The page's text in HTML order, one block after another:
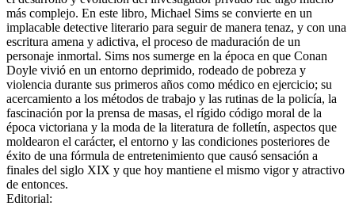
más complejo. En este libro, Michael Sims se convierte en un
implacable detective literario para seguir de manera tenaz, y con una
escritura amena y adictiva, el proceso de maduración de un
personaje inmortal. Sims nos sumerge en la época en que Conan
Doyle vivió en un entorno deprimido, rodeado de pobreza y
violencia durante sus primeros años como médico en ejercicio; su
acercamiento a los métodos de trabajo y las rutinas de la policía, la
fascinación por la prensa de masas, el rígido código moral de la
época victoriana y la moda de la literatura de folletín, aspectos que
moldearon el carácter, el entorno y las condiciones posteriores de
éxito de una fórmula de entretenimiento que causó sensación a
finales del siglo XIX y que hoy mantiene el mismo vigor y atractivo
de entonces.
Editorial: